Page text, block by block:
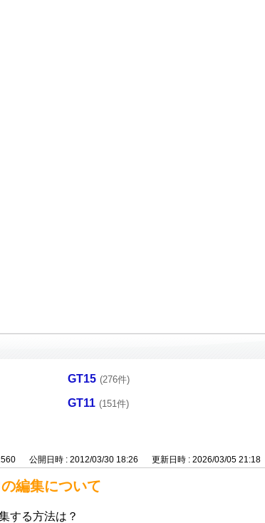
GT15 (276件)
GT11 (151件)
公開日時 : 2012/03/30 18:26 更新日時 : 2026/03/05 21:18
編集について
する方法は？